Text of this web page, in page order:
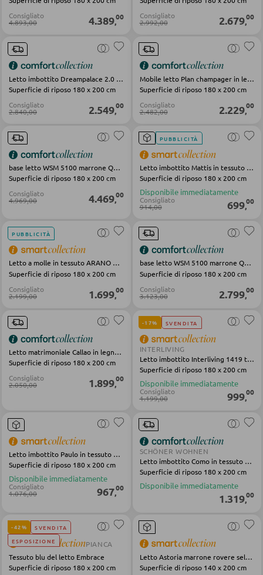
Mensole in legno
Vetrinette
PARETI ATTREZZATE
Soggiorni componibili
Credenze a giorno
MOBILI TV
Moduli TV
TAVOLI DA SOGGIORNO
Tavolini da caffé
Tavolini da divano
POLTRONE
Poltrone imbottite
Poltrone relax
Poltrone con schienale ad ali
Poltrone TV
SGABELLI
Sgabelli bassi
Pouf
Pouf a sacco
Consigliato
4.893,00 4.389,00
Consigliato
2.992,00 2.679,00
Letto imbottito Dreampalace 2.0 in tessuto rosso-marrone
Superficie di riposo 180 x 200 cm
Consigliato
2.840,00 2.549,00
Mobile letto Plan champager in legno marrone
Superficie di riposo 180 x 200 cm
Consigliato
2.482,00 2.229,00
base letto WSM 5100 marrone Quercia}
Superficie di riposo 180 x 200 cm
Consigliato
4.969,00 4.469,00
PUBBLICITÀ
Letto imbottito Mattis in tessuto beige
Superficie di riposo 180 x 200 cm
Disponibile immediatamente
Consigliato
914,00 699,00
PUBBLICITÀ
Letto a molle in tessuto ARANO grigio
Superficie di riposo 180 x 200 cm
Consigliato
2.199,00 1.699,00
base letto WSM 5100 marrone Quercia}
Superficie di riposo 180 x 200 cm
Consigliato
3.123,00 2.799,00
Letto matrimoniale Callao in legno verde marrone
Superficie di riposo 180 x 200 cm
Consigliato
2.050,00 1.899,00
-17% SVENDITA
INTERLIVING
Letto imbottito Interliving 1419 tessuto avorio
Superficie di riposo 180 x 200 cm
Disponibile immediatamente
Consigliato
1.199,00 999,00
Letto imbottito Paulo in tessuto beige
Superficie di riposo 180 x 200 cm
Disponibile immediatamente
Consigliato
1.076,00 967,00
SCHÖNER WOHNEN
Letto imbottito Como in tessuto beige
Superficie di riposo 180 x 200 cm
Disponibile immediatamente
1.319,00
-42%
SVENDITA
ESPOSIZIONE
PIANCA
Tessuto blu del letto Embrace
Superficie di riposo 180 x 200 cm
Letto Astoria marrone rovere selvatico
Superficie di riposo 140 x 200 cm